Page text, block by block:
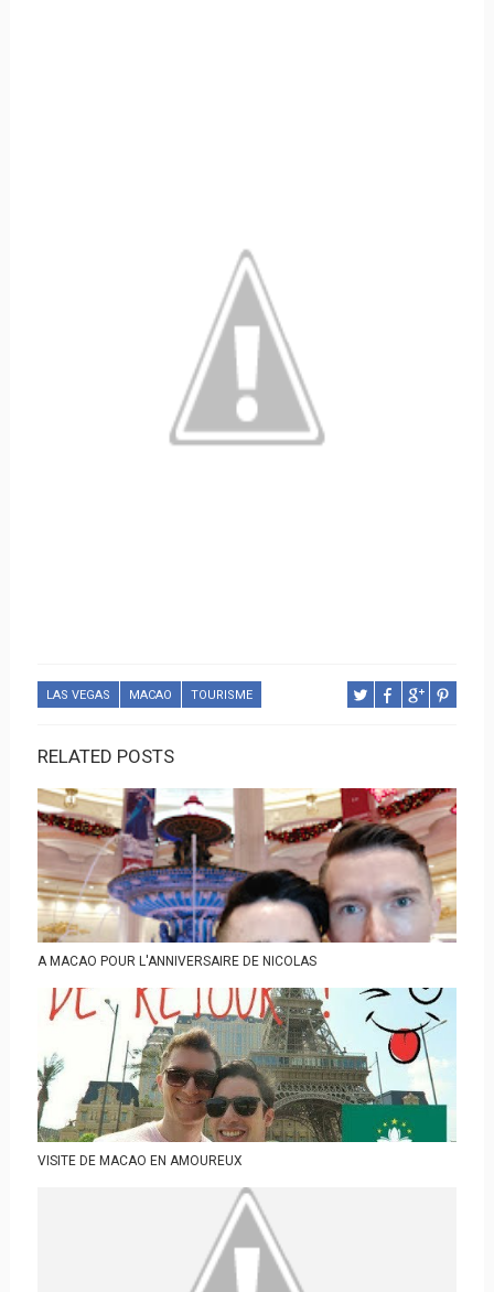
LAS VEGAS MACAO TOURISME
RELATED POSTS
A MACAO POUR L'ANNIVERSAIRE DE NICOLAS
VISITE DE MACAO EN AMOUREUX